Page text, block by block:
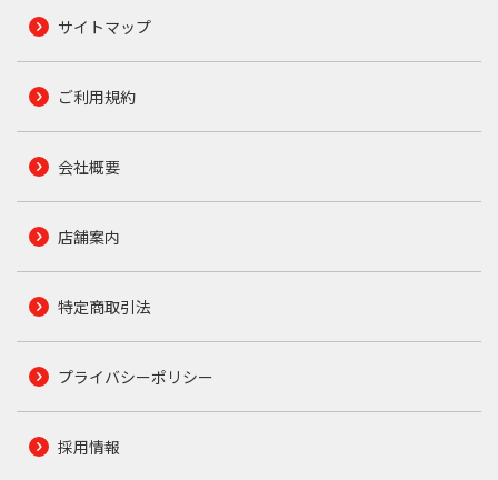
サイトマップ
ご利用規約
会社概要
店舗案内
特定商取引法
プライバシーポリシー
採用情報